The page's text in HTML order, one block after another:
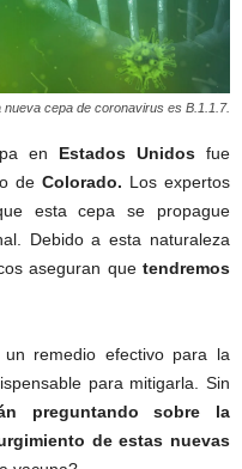
nueva cepa de coronavirus es B.1.1.7.
en Estados Unidosfue
de Colorado. Los expertos
esta cepa se propague
Debido a esta naturaleza
aseguran que tendremos
remedio efectivo para la
para mitigarla. Sin
preguntando sobre la
de estas nuevas